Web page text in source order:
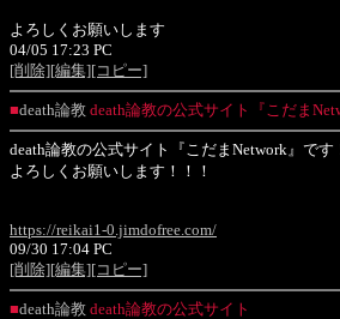
よろしくお願いします
04/05 17:23 PC
[削除][編集][コピー]
■death論教 death論教の公式サイト『こだま
death論教の公式サイト『こだまNetwork』です
よろしくお願いします！！！
https://reikai1-0.jimdofree.com/
09/30 17:04 PC
[削除][編集][コピー]
■death論教 death論教の公式サイト